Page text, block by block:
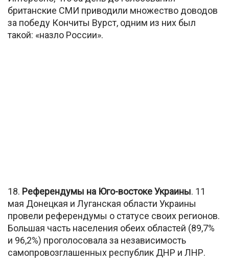
британские СМИ приводили множество доводов
за победу Кончиты Вурст, одним из них был
такой: «назло России».
18. Референдумы на Юго-востоке Украины. 11
мая Донецкая и Луганская области Украины
провели референдумы о статусе своих регионов.
Большая часть населения обеих областей (89,7%
и 96,2%) проголосовала за независимость
самопровозглашенных республик ДНР и ЛНР.